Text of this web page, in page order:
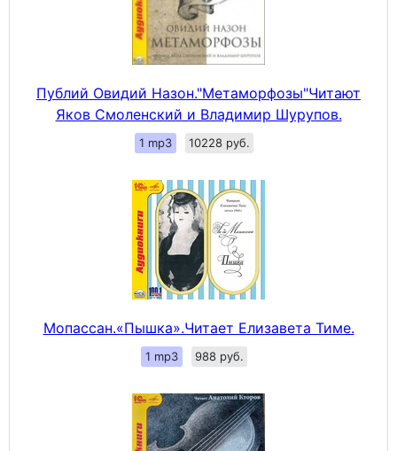
Публий Овидий Назон."Метаморфозы"Читают
Яков Смоленский и Владимир Шурупов.
1 mp3 10228 руб.
Мопассан.«Пышка».Читает Елизавета Тиме.
1 mp3 988 руб.